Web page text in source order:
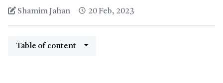
Shamim Jahan 20 Feb, 2023
Table of content